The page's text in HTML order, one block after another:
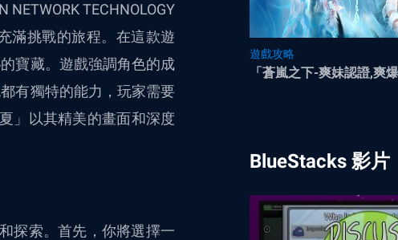
NETWORK TECHNOLOGY
滿挑戰的旅程。在這款遊
寶藏。遊戲強調角色的成
有獨特的能力，玩家需要
」
以其精美的畫面和深度
探索。首先，你將選擇一
遊戲攻略
「蒼嵐之下-爽妹認證,爽
BlueStacks 影片